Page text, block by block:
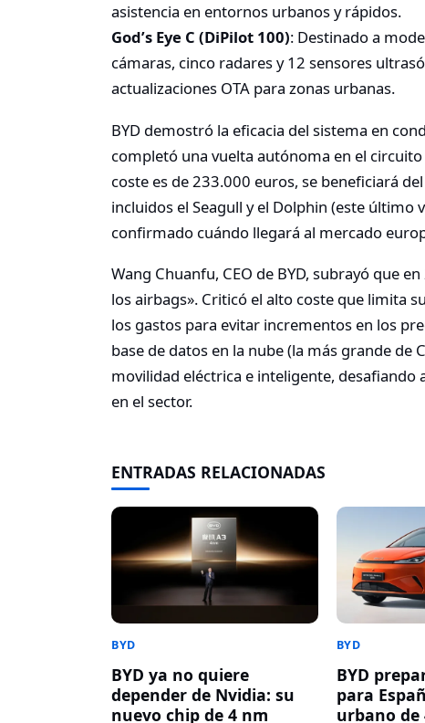
asistencia en entornos urbanos y rápidos.
God’s Eye C (DiPilot 100): Destinado a
cámaras, cinco radares y 12 sensores
actualizaciones OTA para zonas urbanas.
BYD demostró la eficacia del sistema en
completó una vuelta autónoma en el
coste es de 233.000 euros, se beneficiará
incluidos el Seagull y el Dolphin (este último
confirmado cuándo llegará al mercado
Wang Chuanfu, CEO de BYD, subrayó que
los airbags». Criticó el alto coste que limita
los gastos para evitar incrementos en los
base de datos en la nube (la más grande de
movilidad eléctrica e inteligente,
en el sector.
ENTRADAS RELACIONADAS
BYD
BYD ya no quiere
depender de Nvidia: su
nuevo chip de 4 nm
BYD
BYD
para
urbano de